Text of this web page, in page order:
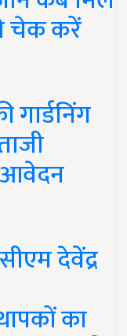
चेक करें
गार्डनिंग
आवेदन
देवेंद्र
का